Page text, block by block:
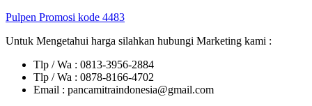
Pulpen Promosi kode 4483
Untuk Mengetahui harga silahkan hubungi Marketing kami :
Tlp / Wa : 0813-3956-2884
Tlp / Wa : 0878-8166-4702
Email : pancamitraindonesia@gmail.com